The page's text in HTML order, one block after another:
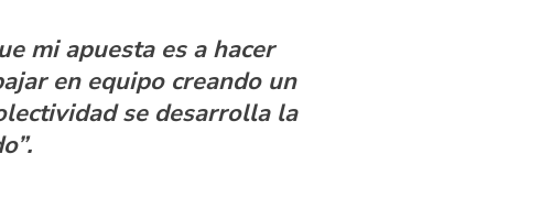
mi apuesta es a hacer
en equipo creando un
se desarrolla la